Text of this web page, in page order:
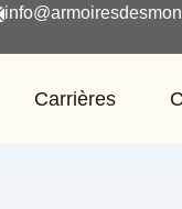
Carrières